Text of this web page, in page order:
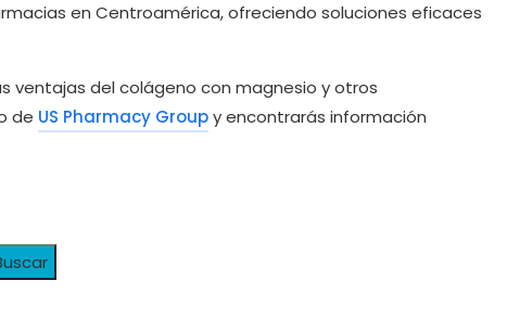
en Centroamérica, ofreciendo soluciones eficaces
ventajas del colágeno con magnesio y otros
de US Pharmacy Groupy encontrarás información